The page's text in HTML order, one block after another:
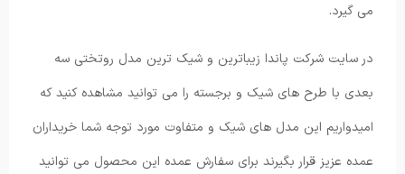
می گیرد.
در سایت شرکت پاندا زیباترین و شیک ترین مدل روتختی سه
بعدی با طرح های شیک و برجسته را می توانید مشاهده کنید که
امیدواریم این مدل های شیک و متفاوت مورد توجه شما خریداران
عمده عزیز قرار بگیرند برای سفارش عمده این محصول می توانید